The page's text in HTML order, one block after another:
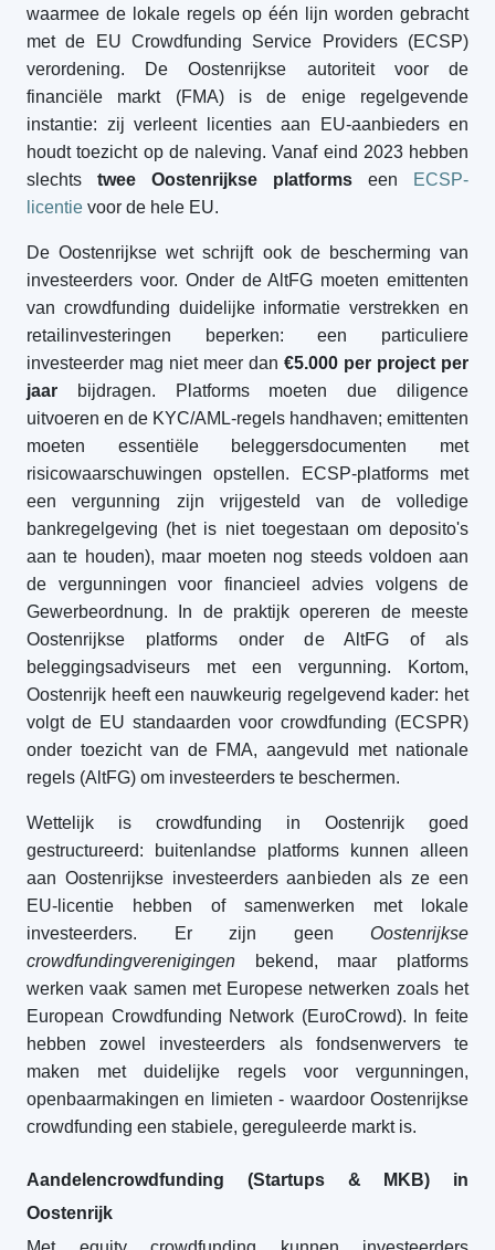
waarmee de lokale regels op één lijn worden gebracht
met de EU Crowdfunding Service Providers (ECSP)
verordening. De Oostenrijkse autoriteit voor de
financiële markt (FMA) is de enige regelgevende
instantie: zij verleent licenties aan EU-aanbieders en
houdt toezicht op de naleving. Vanaf eind 2023 hebben
slechts twee Oostenrijkse platforms een
ECSP-
licentie voor de hele EU.
De Oostenrijkse wet schrijft ook de bescherming van
investeerders voor. Onder de AltFG moeten emittenten
van crowdfunding duidelijke informatie verstrekken en
retailinvesteringen beperken: een particuliere
investeerder mag niet meer dan €5.000 per project per
jaar bijdragen. Platforms moeten due diligence
uitvoeren en de KYC/AML-regels handhaven; emittenten
moeten essentiële beleggersdocumenten met
risicowaarschuwingen opstellen. ECSP-platforms met
een vergunning zijn vrijgesteld van de volledige
bankregelgeving (het is niet toegestaan om deposito's
aan te houden), maar moeten nog steeds voldoen aan
de vergunningen voor financieel advies volgens de
Gewerbeordnung. In de praktijk opereren de meeste
Oostenrijkse platforms onder de AltFG of als
beleggingsadviseurs met een vergunning. Kortom,
Oostenrijk heeft een nauwkeurig regelgevend kader: het
volgt de EU standaarden voor crowdfunding (ECSPR)
onder toezicht van de FMA, aangevuld met nationale
regels (AltFG) om investeerders te beschermen.
Wettelijk is crowdfunding in Oostenrijk goed
gestructureerd: buitenlandse platforms kunnen alleen
aan Oostenrijkse investeerders aanbieden als ze een
EU-licentie hebben of samenwerken met lokale
investeerders. Er zijn geen Oostenrijkse
crowdfundingverenigingen bekend, maar platforms
werken vaak samen met Europese netwerken zoals het
European Crowdfunding Network (EuroCrowd). In feite
hebben zowel investeerders als fondsenwervers te
maken met duidelijke regels voor vergunningen,
openbaarmakingen en limieten - waardoor Oostenrijkse
crowdfunding een stabiele, gereguleerde markt is.
Aandelencrowdfunding (Startups & MKB) in
Oostenrijk